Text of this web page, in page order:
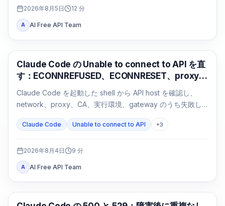
2026年8月5日 12 分
A AI Free API Team
Claude Code
Claude Code の Unable to connect to API を直
す：ECONNREFUSED、ECONNRESET、proxy
Claude Code を起動した shell から API host を確認し、
network、proxy、CA、実行環境、gateway のうち失敗し
Claude Code Unable to connect to API +3
2026年8月4日 9 分
A AI Free API Team
Claude Code